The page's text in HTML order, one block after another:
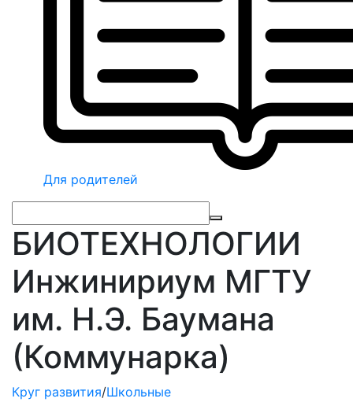
Для родителей
БИОТЕХНОЛОГИИ
Инжинириум МГТУ
им. Н.Э. Баумана
(Коммунарка)
Круг развития/Школьные